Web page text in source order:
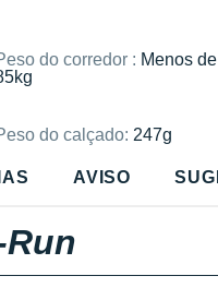
do corredor : Menos de
do calçado: 247g
AVISO